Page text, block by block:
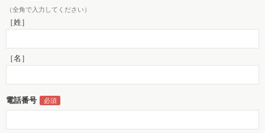
（全角で入力してください）
［姓］
［名］
電話番号